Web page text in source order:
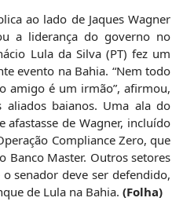
ao lado de Jaques Wagner
a liderança do governo no
Lula da Silva (PT) fez um
evento na Bahia. “Nem todo
amigo é um irmão”, afirmou,
baianos. Uma ala do
afastasse de Wagner, incluído
Compliance Zero, que
Banco Master. Outros setores
senador deve ser defendido,
de Lula na Bahia. (Folha)